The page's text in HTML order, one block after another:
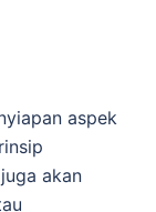
aspek
akan